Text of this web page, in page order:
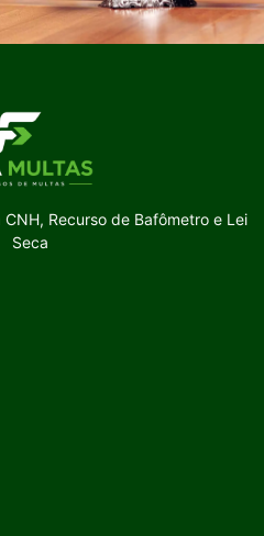
Recurso de Bafômetro e Lei
Seca